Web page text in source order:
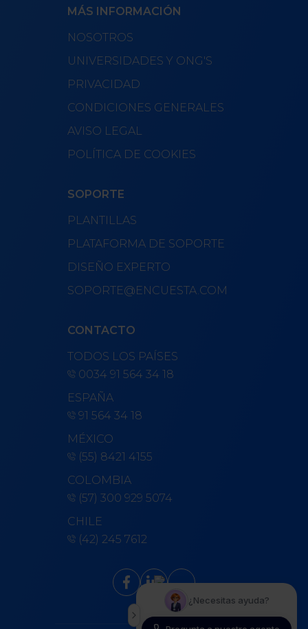
MÁS INFORMACIÓN
NOSOTROS
UNIVERSIDADES Y ONG'S
PRIVACIDAD
CONDICIONES GENERALES
AVISO LEGAL
POLÍTICA DE COOKIES
SOPORTE
PLANTILLAS
PLATAFORMA DE SOPORTE
DISEÑO EXPERTO
SOPORTE@ENCUESTA.COM
CONTACTO
TODOS LOS PAÍSES
0034 91 564 34 18
ESPAÑA
91 564 34 18
MÉXICO
(55) 8421 4155
COLOMBIA
(57) 300 929 5074
CHILE
(42) 245 7612
keyboard_arrow_up